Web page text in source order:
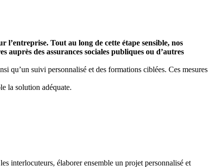
Tout au long de cette étape sensible, nos
auprès des assurances sociales publiques ou d’autres
qu’un suivi personnalisé et des formations ciblées. Ces mesures
la solution adéquate.
interlocuteurs, élaborer ensemble un projet personnalisé et